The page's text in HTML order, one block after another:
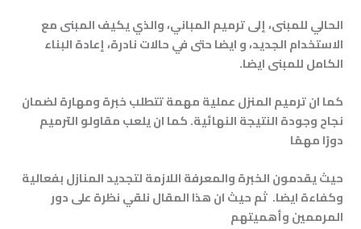
الحالي للمبنى، إلى ترميم المباني، والذي يكيف المبنى مع
الاستخدام الجديد، و ايضا حتى في حالات نادرة، إعادة البناء
الكامل للمبنى ايضا.
كما ان ترميم المنزل عملية مهمة تتطلب خبرة ومهارة لضمان
نجاح وجودة النتيجة النهائية. كما ان يلعب مقاولو الترميم
دورًا مهمًا
حيث يقدمون الخبرة والمعرفة اللازمة لتجديد المنازل بفعالية
وكفاءة ايضا. ثم حيث ان هذا المقال نلقي نظرة على دور
المرممين وأهميتهم